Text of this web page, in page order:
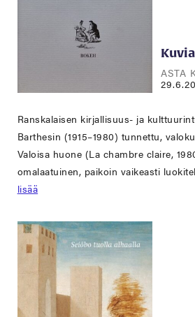
ASTA
Ranskalaisen kirjallisuus- ja
Barthesin (1915–1980) tunnettu,
Valoisa huone (La chambre claire,
omalaatuinen, paikoin vaikeasti
lisää